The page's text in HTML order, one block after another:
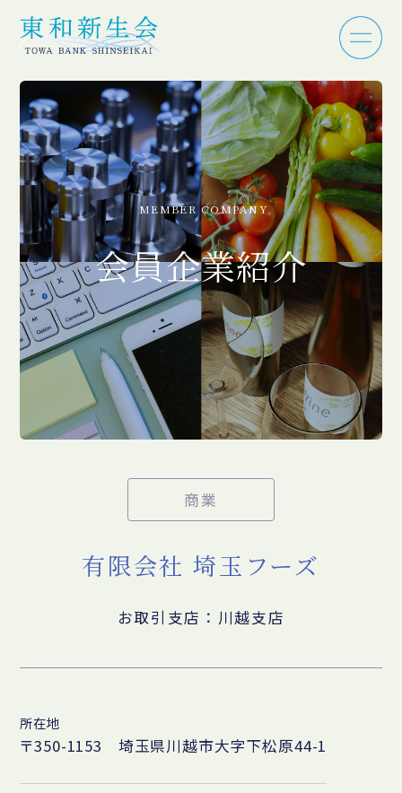
MEMBER COMPANY
会員企業紹介
商業
有限会社 埼玉フーズ
お取引支店：川越支店
所在地
〒350-1153 埼玉県川越市大字下松原44-1